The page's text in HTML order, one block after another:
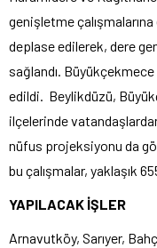
genişletme
deplase edilerek, dere
sağlandı.
edildi. Beylikdüzü,
ilçelerinde
nüfus projeksiyonu da
bu çalışmalar, yaklaşık
YAPILACAK İŞLER
Arnavutköy, Sarıyer,